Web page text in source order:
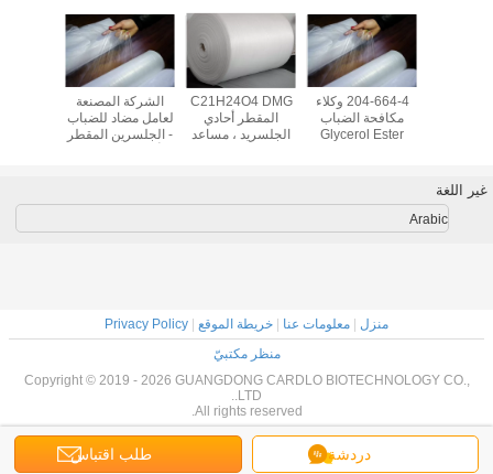
الشركة المصنعة
لعامل مضاد للضباب
- الجلسرين المقطر
C21H24O4 DMG
المقطر أحادي
الجلسريد ، مساعد
204-664-4 وكلاء
مكافحة الضباب
Glycerol Ester
دردشة طلب اقتباس
غير اللغة
Arabic
منزل | معلومات عنا | خريطة الموقع |
Privacy Policy
منظر مكتبيّ
Copyright © 2019 - 2026 GUANGDONG CARDLO BIOTECHNOLOGY CO.,
LTD..
All rights reserved.